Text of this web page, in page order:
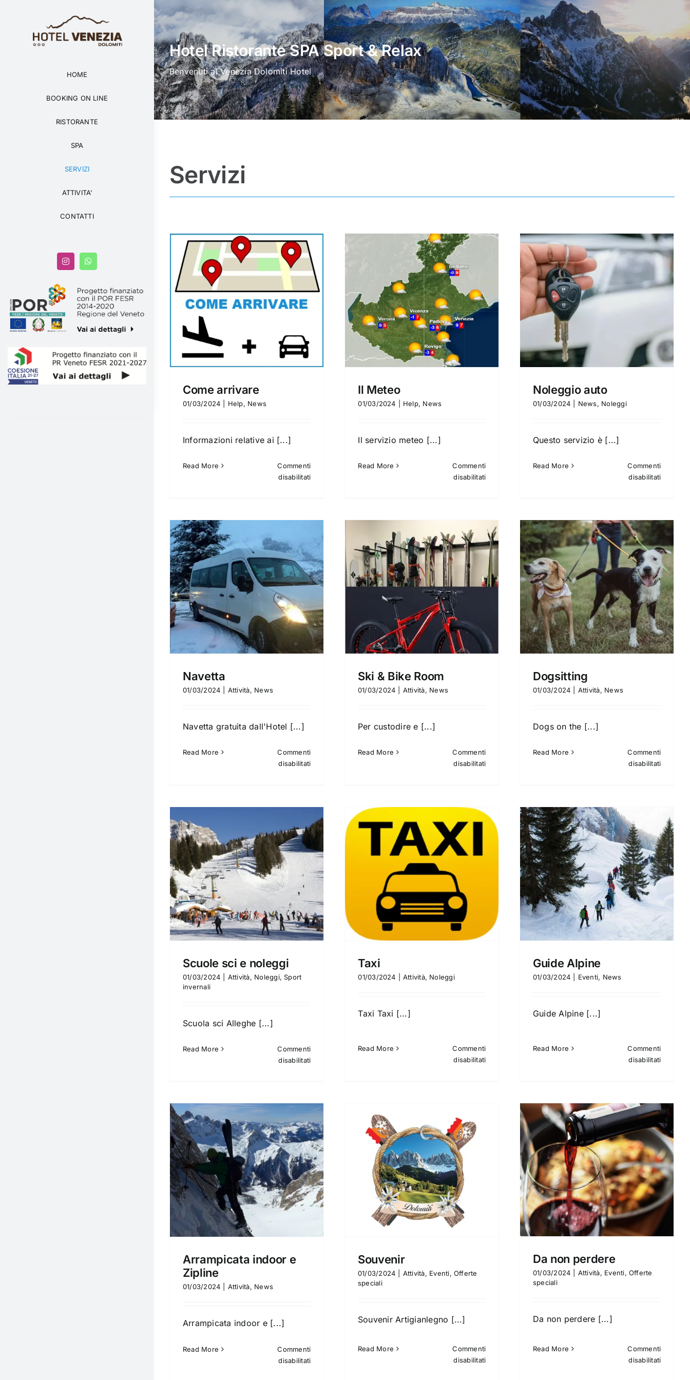
contenuto
HOME
BOOKING ON LINE
RISTORANTE
SPA
SERVIZI
ATTIVITA’
CONTATTI
Hotel Ristorante SPA Sport & Relax
Benvenuti al Venezia Dolomiti Hotel
Servizi
Come arrivare
Help News
Come arrivare
01/03/2024 Help, News
Informazioni relative ai [...]
Read More
Commenti
disabilitatisu
Il Meteo
Il Meteo
01/03/2024 Help, News
Il servizio meteo [...]
Read More
Commenti
disabilitatisu
Noleggio auto
News Noleggi
Noleggio auto
01/03/2024 News, Noleggi
Questo servizio è [...]
Read More
Commenti
disabilitatisu
Navetta
01/03/2024 Attività, News
Navetta gratuita dall'Hotel [...]
Read More
Commenti
disabilitatisu
Ski & Bike Room
Attività News
Ski & Bike Room
01/03/2024 Attività, News
Per custodire e [...]
Read More
Commenti
disabilitatisu
Dogsitting
Attività News
Dogsitting
01/03/2024 Attività, News
Dogs on the [...]
Read More
Commenti
disabilitatisu
Scuole sci e noleggi
01/03/2024 Attività, Noleggi,Sport
invernali
Scuola sci Alleghe [...]
Read More
Commenti
disabilitatisu
noleggi
Taxi
Attività Noleggi
Taxi
01/03/2024 Attività, Noleggi
Taxi Taxi [...]
Read More
Commenti
disabilitatisu
Guide Alpine
Eventi News
Guide Alpine
01/03/2024 Eventi, News
Guide Alpine [...]
Read More
Commenti
disabilitatisu
Arrampicata indoor e
Zipline
01/03/2024 Attività, News
Arrampicata indoor e [...]
Read More
Commenti
disabilitatisu
Souvenir
Attività Eventi Offerte speciali
Souvenir
01/03/2024 Attività, Eventi, Offerte
speciali
Souvenir Artigianlegno [...]
Read More
Commenti
disabilitatisu
Da non perdere
Attività Eventi Offerte speciali
Da non perdere
01/03/2024 Attività, Eventi, Offerte
speciali
Da non perdere [...]
Read More
Commenti
disabilitatisu